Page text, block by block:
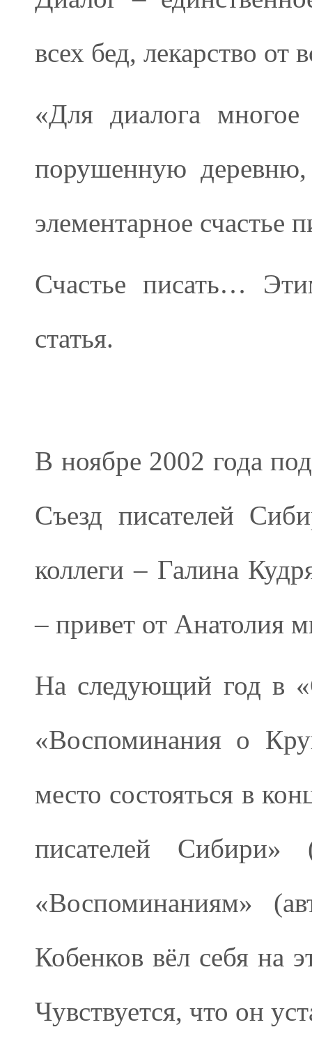
всех бед, лекарство от
«Для диалога
порушенную
элементарное счастье
Счастье писать…
статья.
В ноябре 2002 года
Съезд писателей
коллеги – Галина
– привет от Анатолия
На следующий год в
«Воспоминания о
место состояться в
писателей
«Воспоминаниям»
Кобенков вёл себя на
Чувствуется, что он